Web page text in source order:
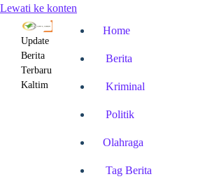
Lewati ke konten
Update
Berita
Terbaru
Kaltim
Home
Berita
Kriminal
Politik
Olahraga
Tag Berita